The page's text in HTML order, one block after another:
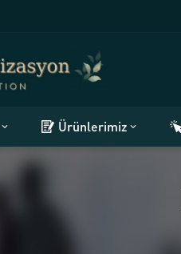
Ürünlerimiz